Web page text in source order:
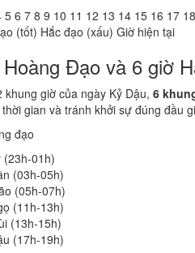
5 6 7 8 9 10 11 12 13 14 15 16 17 18
(tốt) Hắc đạo (xấu) Giờ hiện tại
Đạo và 6 giờ
khung giờ của ngày Kỷ Dậu, 6
gian và tránh khởi sự đúng đầu
đạo
(23h-01h)
(03h-05h)
(05h-07h)
(11h-13h)
(13h-15h)
(17h-19h)